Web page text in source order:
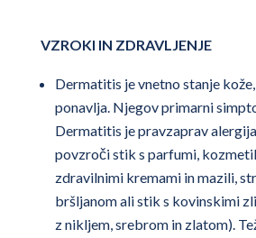
VZROKI IN ZDRAVLJENJE
Dermatitis je vnetno stanje
ponavlja. Njegov primarni
Dermatitis je pravzaprav
povzroči stik s parfumi,
zdravilnimi kremami in mazili,
bršljanom ali stik s kovinskimi
z nikljem, srebrom in zlatom).